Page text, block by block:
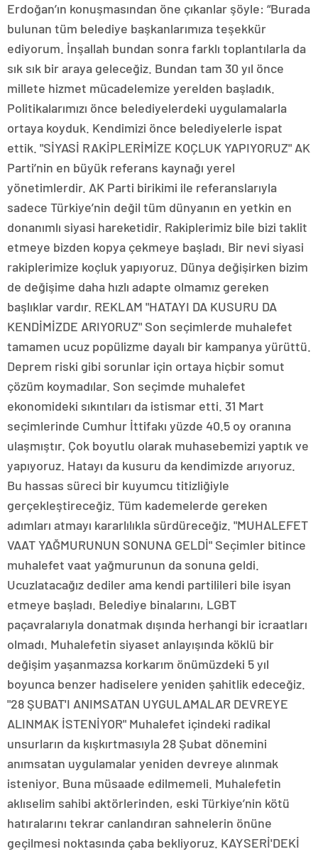
Erdoğan’ın konuşmasından öne çıkanlar şöyle: “Burada
bulunan tüm belediye başkanlarımıza teşekkür
ediyorum. İnşallah bundan sonra farklı toplantılarla da
sık sık bir araya geleceğiz. Bundan tam 30 yıl önce
millete hizmet mücadelemize yerelden başladık.
Politikalarımızı önce belediyelerdeki uygulamalarla
ortaya koyduk. Kendimizi önce belediyelerle ispat
ettik. "SİYASİ RAKİPLERİMİZE KOÇLUK YAPIYORUZ" AK
Parti’nin en büyük referans kaynağı yerel
yönetimlerdir. AK Parti birikimi ile referanslarıyla
sadece Türkiye’nin değil tüm dünyanın en yetkin en
donanımlı siyasi hareketidir. Rakiplerimiz bile bizi taklit
etmeye bizden kopya çekmeye başladı. Bir nevi siyasi
rakiplerimize koçluk yapıyoruz. Dünya değişirken bizim
de değişime daha hızlı adapte olmamız gereken
başlıklar vardır. REKLAM "HATAYI DA KUSURU DA
KENDİMİZDE ARIYORUZ" Son seçimlerde muhalefet
tamamen ucuz popülizme dayalı bir kampanya yürüttü.
Deprem riski gibi sorunlar için ortaya hiçbir somut
çözüm koymadılar. Son seçimde muhalefet
ekonomideki sıkıntıları da istismar etti. 31 Mart
seçimlerinde Cumhur İttifakı yüzde 40.5 oy oranına
ulaşmıştır. Çok boyutlu olarak muhasebemizi yaptık ve
yapıyoruz. Hatayı da kusuru da kendimizde arıyoruz.
Bu hassas süreci bir kuyumcu titizliğiyle
gerçekleştireceğiz. Tüm kademelerde gereken
adımları atmayı kararlılıkla sürdüreceğiz. "MUHALEFET
VAAT YAĞMURUNUN SONUNA GELDİ" Seçimler bitince
muhalefet vaat yağmurunun da sonuna geldi.
Ucuzlatacağız dediler ama kendi partilileri bile isyan
etmeye başladı. Belediye binalarını, LGBT
paçavralarıyla donatmak dışında herhangi bir icraatları
olmadı. Muhalefetin siyaset anlayışında köklü bir
değişim yaşanmazsa korkarım önümüzdeki 5 yıl
boyunca benzer hadiselere yeniden şahitlik edeceğiz.
"28 ŞUBAT'I ANIMSATAN UYGULAMALAR DEVREYE
ALINMAK İSTENİYOR" Muhalefet içindeki radikal
unsurların da kışkırtmasıyla 28 Şubat dönemini
anımsatan uygulamalar yeniden devreye alınmak
isteniyor. Buna müsaade edilmemeli. Muhalefetin
aklıselim sahibi aktörlerinden, eski Türkiye’nin kötü
hatıralarını tekrar canlandıran sahnelerin önüne
geçilmesi noktasında çaba bekliyoruz. KAYSERİ'DEKİ